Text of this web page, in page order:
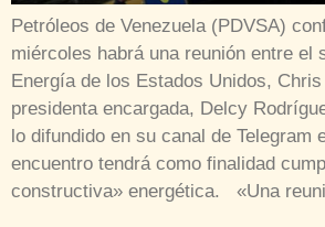
Petróleos de Venezuela (PDVSA)
miércoles habrá una reunión entre el
Energía de los Estados Unidos,
presidenta encargada, Delcy
lo difundido en su canal de Telegram
encuentro tendrá como finalidad
constructiva» energética. «Una